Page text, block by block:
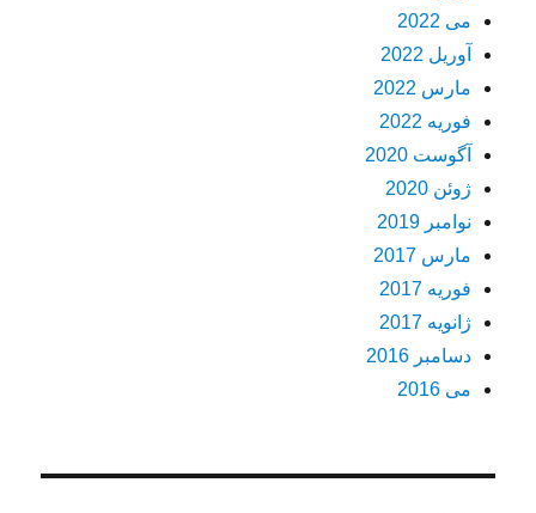
می 2022
آوریل 2022
مارس 2022
فوریه 2022
آگوست 2020
ژوئن 2020
نوامبر 2019
مارس 2017
فوریه 2017
ژانویه 2017
دسامبر 2016
می 2016